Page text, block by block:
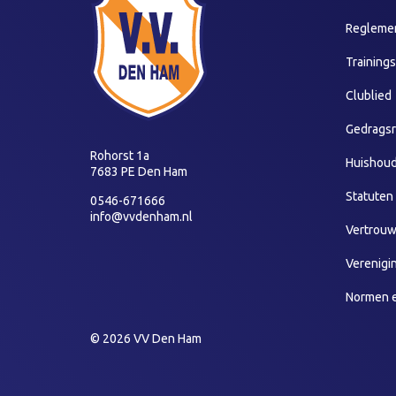
Rohorst 1a
7683 PE Den Ham
0546-671666
info@vvdenham.nl
Clublied
Statuten
Normen
© 2026 VV Den Ham